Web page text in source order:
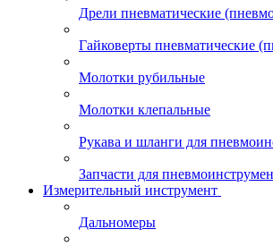
Дрели пневматические
Гайковерты пневматические
Молотки рубильные
Молотки клепальные
Рукава и шланги для
Запчасти для
Измерительный инструмент
Дальномеры